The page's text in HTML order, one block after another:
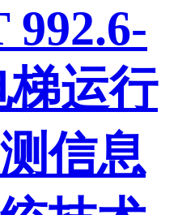
992.6-
梯运行
信息